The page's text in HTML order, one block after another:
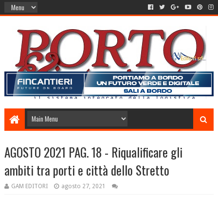
AGOSTO 2021 PAG. 18 - Riqualificare gli
ambiti tra porti e città dello Stretto
GAM EDITORI agosto 27, 2021